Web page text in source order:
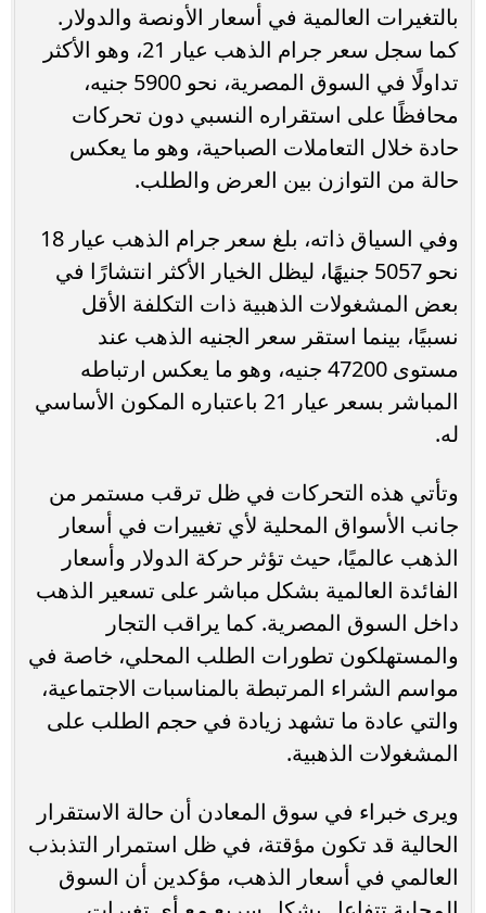
بالتغيرات العالمية في أسعار الأونصة والدولار.
كما سجل سعر جرام الذهب عيار 21، وهو الأكثر
تداولًا في السوق المصرية، نحو 5900 جنيه،
محافظًا على استقراره النسبي دون تحركات
حادة خلال التعاملات الصباحية، وهو ما يعكس
حالة من التوازن بين العرض والطلب.
وفي السياق ذاته، بلغ سعر جرام الذهب عيار 18
نحو 5057 جنيهًا، ليظل الخيار الأكثر انتشارًا في
بعض المشغولات الذهبية ذات التكلفة الأقل
نسبيًا، بينما استقر سعر الجنيه الذهب عند
مستوى 47200 جنيه، وهو ما يعكس ارتباطه
المباشر بسعر عيار 21 باعتباره المكون الأساسي
له.
وتأتي هذه التحركات في ظل ترقب مستمر من
جانب الأسواق المحلية لأي تغييرات في أسعار
الذهب عالميًا، حيث تؤثر حركة الدولار وأسعار
الفائدة العالمية بشكل مباشر على تسعير الذهب
داخل السوق المصرية. كما يراقب التجار
والمستهلكون تطورات الطلب المحلي، خاصة في
مواسم الشراء المرتبطة بالمناسبات الاجتماعية،
والتي عادة ما تشهد زيادة في حجم الطلب على
المشغولات الذهبية.
ويرى خبراء في سوق المعادن أن حالة الاستقرار
الحالية قد تكون مؤقتة، في ظل استمرار التذبذب
العالمي في أسعار الذهب، مؤكدين أن السوق